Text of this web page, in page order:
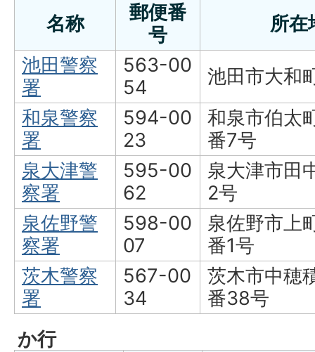
名称
郵便番
号
所在
池田警察
署
563-00
54
池田市大和
和泉警察
署
594-00
23
和泉市伯太
番7号
泉大津警
察署
595-00
62
泉大津市田
2号
泉佐野警
察署
598-00
07
泉佐野市上
番1号
茨木警察
署
567-00
34
茨木市中穂
番38号
か行